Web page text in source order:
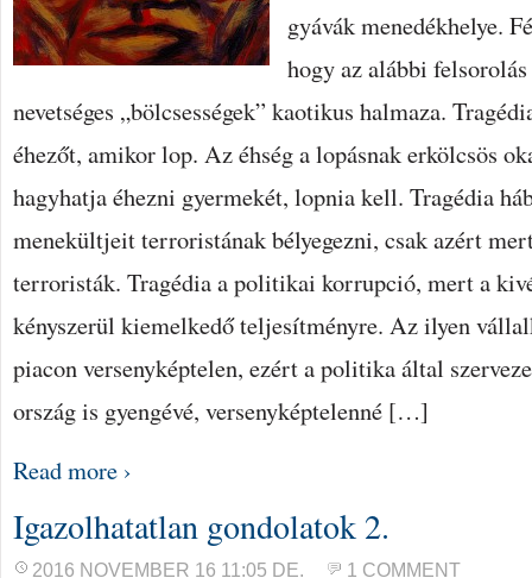
gyávák menedékhelye.
hogy az alábbi
nevetséges „bölcsességek” kaotikus halmaza.
éhezőt, amikor lop. Az éhség a lopásnak erkölcsös
hagyhatja éhezni gyermekét, lopnia kell. Tragédia
menekültjeit terroristának bélyegezni, csak azért
terroristák. Tragédia a politikai korrupció, mert a
kényszerül kiemelkedő teljesítményre. Az ilyen
piacon versenyképtelen, ezért a politika által
ország is gyengévé, versenyképtelenné […]
Read more ›
Igazolhatatlan gondolatok 2.
2016 NOVEMBER 16 11:05 DE. 1 COMMENT